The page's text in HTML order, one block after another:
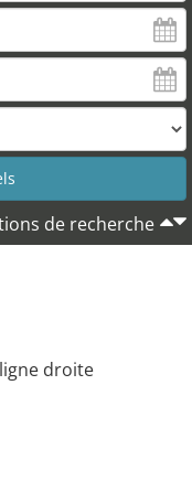
de recherche
droite